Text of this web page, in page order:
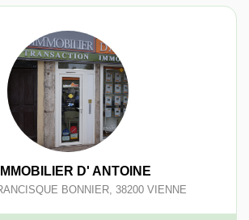
D' ANTOINE
BONNIER, 38200 VIENNE